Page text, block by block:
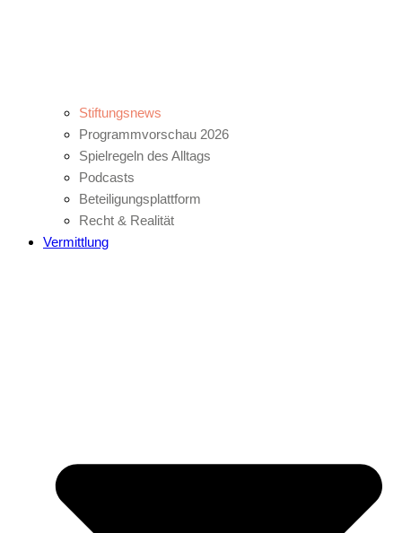
Stiftungsnews
Programmvorschau 2026
Spielregeln des Alltags
Podcasts
Beteiligungsplattform
Recht & Realität
Vermittlung